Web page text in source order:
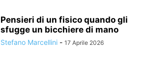
Pensieri di un fisico quando gli
sfugge un bicchiere di mano
Stefano Marcellini - 17 Aprile 2026